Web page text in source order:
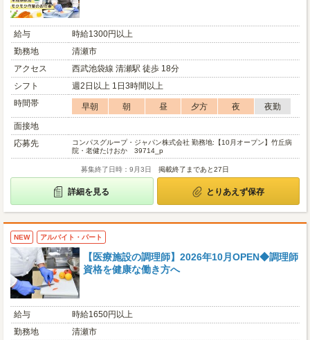
給与
時給1300円以上
勤務地
清瀬市
アクセス
西武池袋線 清瀬駅 徒歩 18分
シフト
週2日以上 1日3時間以上
時間帯
早朝 朝 昼 夕方 夜
夜勤
面接地
応募先
コンパスグループ・ジャパン株式会社 勤務地:【10月オープン】竹丘病
院・老健たけおか 39714_p
募集終了日時：9月3日 掲載終了まであと27日
詳細を見る とりあえず保存
NEW アルバイト・パート
【医療施設の調理師】2026年10月OPEN◆調理師
資格を健康な働き方へ
給与
時給1650円以上
勤務地
清瀬市